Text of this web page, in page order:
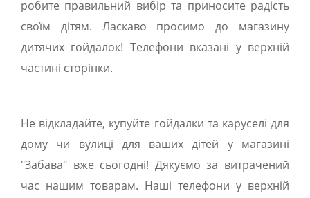
робите правильний вибір та приносите радість
своїм дітям. Ласкаво просимо до магазину
дитячих гойдалок! Телефони вказані у верхній
частині сторінки.
Не відкладайте, купуйте гойдалки та каруселі для
дому чи вулиці для ваших дітей у магазині
"Забава" вже сьогодні! Дякуємо за витрачений
час нашим товарам. Наші телефони у верхній